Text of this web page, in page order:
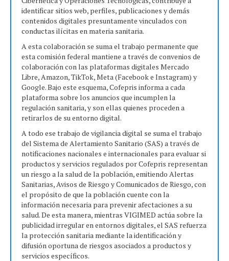
identificar sitios web, perfiles, publicaciones y demás
contenidos digitales presuntamente vinculados con
conductas ilícitas en materia sanitaria.
A esta colaboración se suma el trabajo permanente que
esta comisión federal mantiene a través de convenios de
colaboración con las plataformas digitales Mercado
Libre, Amazon, TikTok, Meta (Facebook e Instagram) y
Google. Bajo este esquema, Cofepris informa a cada
plataforma sobre los anuncios que incumplen la
regulación sanitaria, y son ellas quienes proceden a
retirarlos de su entorno digital.
A todo ese trabajo de vigilancia digital se suma el trabajo
del Sistema de Alertamiento Sanitario (SAS) a través de
notificaciones nacionales e internacionales para evaluar si
productos y servicios regulados por Cofepris representan
un riesgo a la salud de la población, emitiendo Alertas
Sanitarias, Avisos de Riesgo y Comunicados de Riesgo, con
el propósito de que la población cuente con la
información necesaria para prevenir afectaciones a su
salud. De esta manera, mientras VIGIMED actúa sobre la
publicidad irregular en entornos digitales, el SAS refuerza
la protección sanitaria mediante la identificación y
difusión oportuna de riesgos asociados a productos y
servicios específicos.